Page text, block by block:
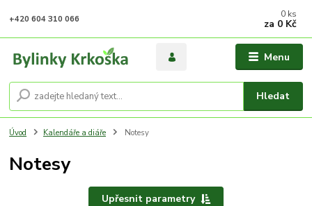
Menu
Hledat
+420 604 310 066 0 ks
za 0 Kč
Úvod Kalendáře a diáře Notesy
Notesy
Upřesnit parametry